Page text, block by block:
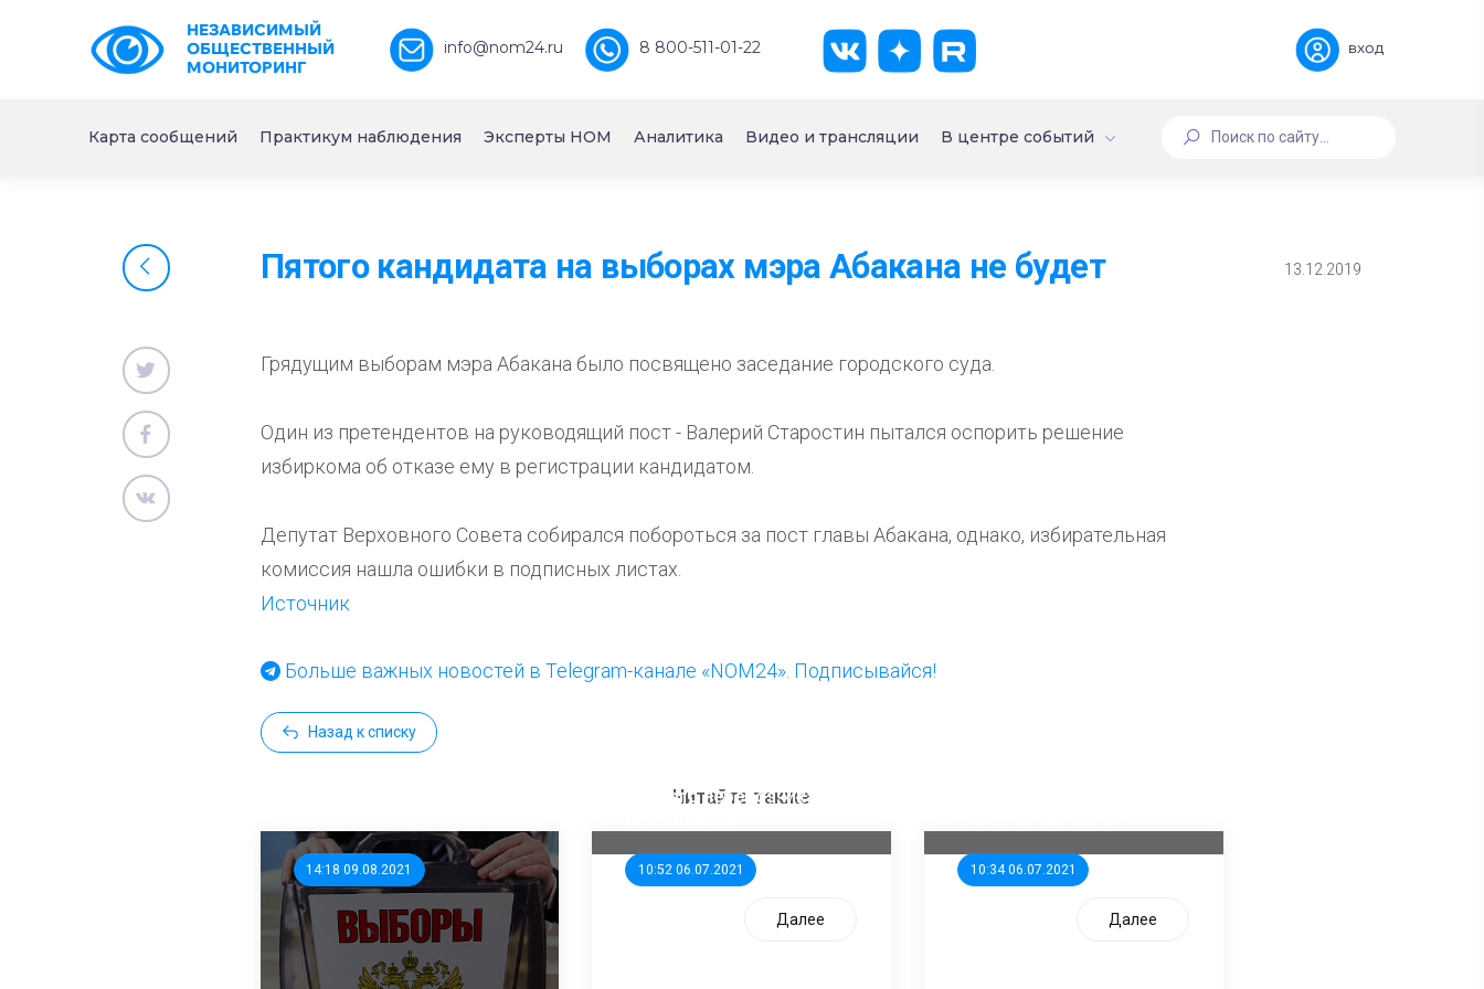
НЕЗАВИСИМЫЙ
ОБЩЕСТВЕННЫЙ
МОНИТОРИНГ
info@nom24.ru 8 800-511-01-22 вход
Карта сообщений Практикум наблюдения Эксперты НОМ Аналитика Видео и трансляции В центре событий
Пятого кандидата на выборах мэра Абакана не будет 13.12.2019
Грядущим выборам мэра Абакана было посвящено заседание городского суда.
Один из претендентов на руководящий пост - Валерий Старостин пытался оспорить решение
избиркома об отказе ему в регистрации кандидатом.
Депутат Верховного Совета собирался побороться за пост главы Абакана, однако, избирательная
комиссия нашла ошибки в подписных листах.
Источник
Больше важных новостей в Telegram-канале «NOM24». Подписывайся!
Назад к списку
Читайте также
14:18 09.08.2021 10:52 06.07.2021
единого перевозчика для
Далее
10:34 06.07.2021
Далее